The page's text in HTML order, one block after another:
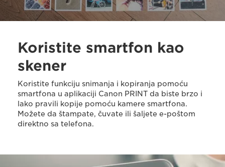
Koristite smartfon kao
skener
Koristite funkciju snimanja i kopiranja pomoću
smartfona u aplikaciji Canon PRINT da biste brzo i
lako pravili kopije pomoću kamere smartfona.
Možete da štampate, čuvate ili šaljete e-poštom
direktno sa telefona.